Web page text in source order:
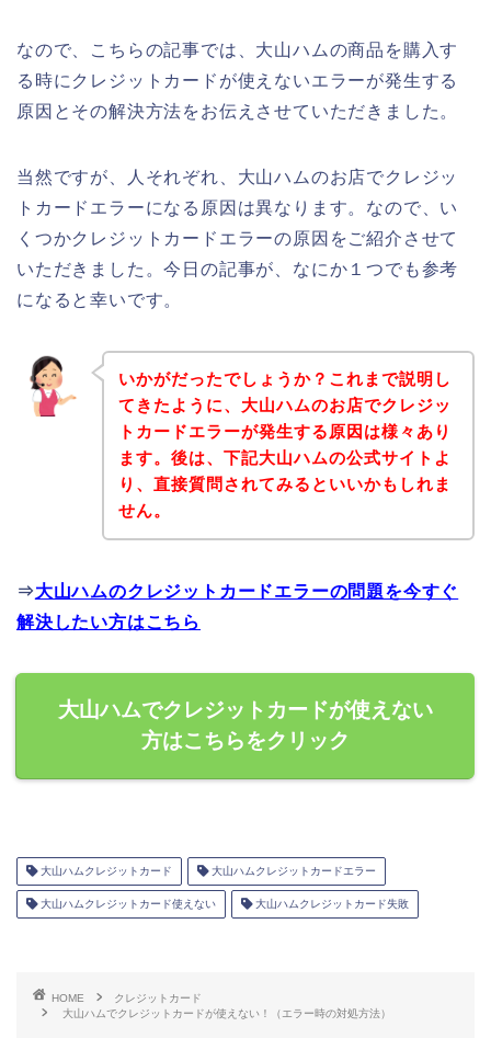
なので、こちらの記事では、大山ハムの商品を購入す
る時にクレジットカードが使えないエラーが発生する
原因とその解決方法をお伝えさせていただきました。
当然ですが、人それぞれ、大山ハムのお店でクレジッ
トカードエラーになる原因は異なります。なので、い
くつかクレジットカードエラーの原因をご紹介させて
いただきました。今日の記事が、なにか１つでも参考
になると幸いです。
いかがだったでしょうか？これまで説明し
てきたように、大山ハムのお店でクレジッ
トカードエラーが発生する原因は様々あり
ます。後は、下記大山ハムの公式サイトよ
り、直接質問されてみるといいかもしれま
せん。
⇒大山ハムのクレジットカードエラーの問題を今すぐ
解決したい方はこちら
大山ハムでクレジットカードが使えない
方はこちらをクリック
大山ハムクレジットカード 大山ハムクレジットカードエラー
大山ハムクレジットカード使えない 大山ハムクレジットカード失敗
HOME
クレジットカード
大山ハムでクレジットカードが使えない！（エラー時の対処方法）